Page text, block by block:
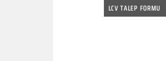
LCV TALEP FORMU